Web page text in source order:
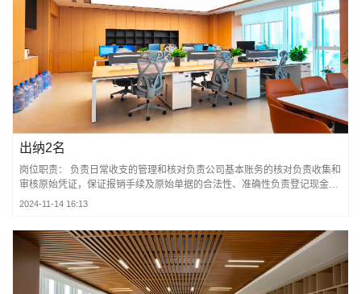
出纳2名
岗位职责： 负责日常收支的管理和核对负责公司基本账务的核对负责收集和
审核原始凭证，保证报销手续及原始单据的合法性、准确性负责登记现金、
银行存款记账并准确录入系统，按时编制银行存款余额调节表负责银行对接
验者优先录用 任职
2024-11-14 16:13